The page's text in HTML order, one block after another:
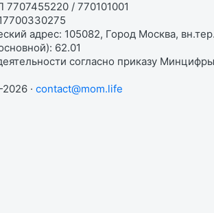
/ 770101001
адрес: 105082, Город Москва,
62.01
согласно приказу
· contact@mom.life